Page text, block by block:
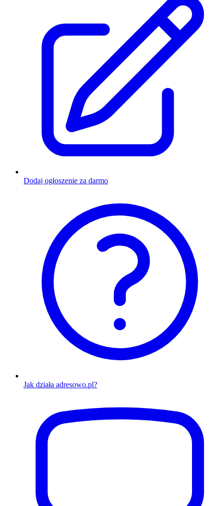
Dodaj ogłoszenie za darmo
Jak działa adresowo.pl?